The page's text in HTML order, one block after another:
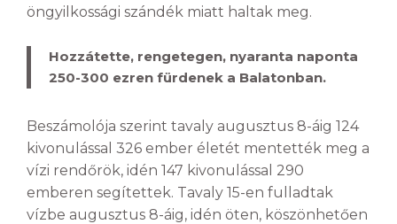
öngyilkossági szándék miatt haltak meg.
Hozzátette, rengetegen, nyaranta naponta
250-300 ezren fürdenek a Balatonban.
Beszámolója szerint tavaly augusztus 8-áig 124
kivonulással 326 ember életét mentették meg a
vízi rendőrök, idén 147 kivonulással 290
emberen segítettek. Tavaly 15-en fulladtak
vízbe augusztus 8-áig, idén öten, köszönhetően